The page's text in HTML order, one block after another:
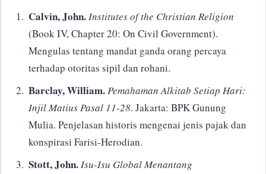
Calvin, John.Institutes of the Christian Religion
(Book IV, Chapter 20: On Civil Government).
Mengulas tentang mandat ganda orang percaya
terhadap otoritas sipil dan rohani.
Barclay, William.Pemahaman Alkitab Setiap Hari:
Injil Matius Pasal 11-28. Jakarta: BPK Gunung
Mulia. Penjelasan historis mengenai jenis pajak dan
konspirasi Farisi-Herodian.
Stott, John.Isu-Isu Global Menantang